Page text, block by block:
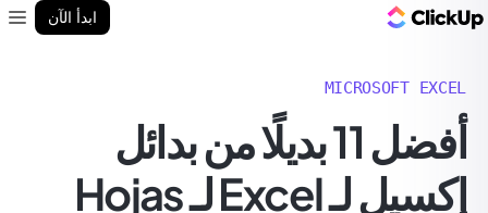
ابدأ الآن
MICROSOFT EXCEL
أفضل 11 بديلًا من بدائل
إكسيل لـ Excel لـ Hojas